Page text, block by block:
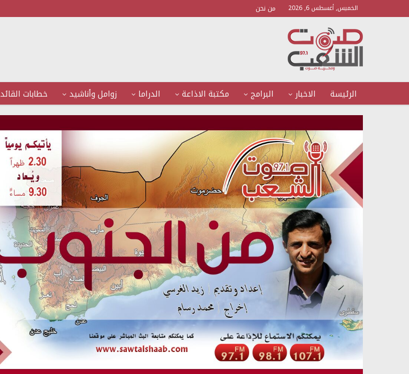
الخميس, أغسطس 6, 2026 من نحن
الرئيسة الاخبار البرامج مكتبة الاذاعة الدراما زوامل وأناشيد خطابات القائد